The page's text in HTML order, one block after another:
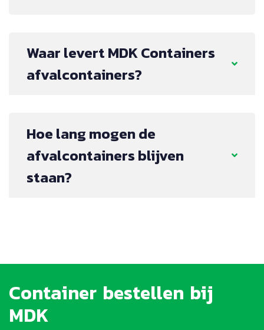
Waar levert MDK Containers
afvalcontainers?
Hoe lang mogen de
afvalcontainers blijven
staan?
Container bestellen bij
MDK